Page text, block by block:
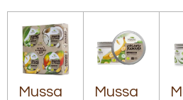
Mussa
Mussa